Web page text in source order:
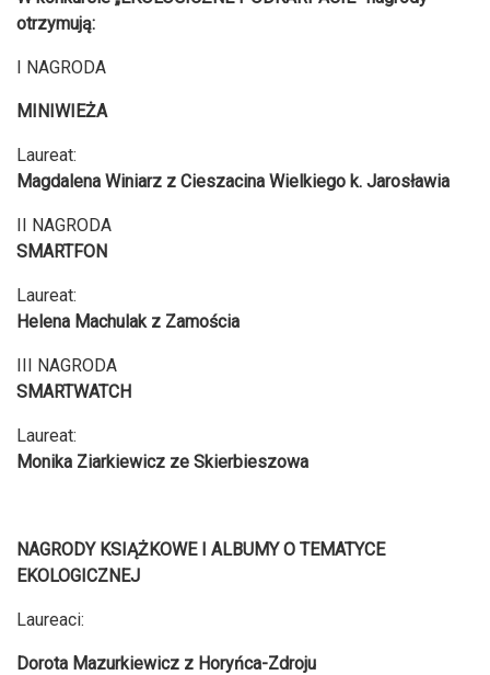
otrzymują:
I NAGRODA
MINIWIEŻA
Laureat:
Magdalena Winiarz z Cieszacina Wielkiego k. Jarosławia
II NAGRODA
SMARTFON
Laureat:
Helena Machulak z Zamościa
III NAGRODA
SMARTWATCH
Laureat:
Monika Ziarkiewicz ze Skierbieszowa
NAGRODY KSIĄŻKOWE I ALBUMY O TEMATYCE
EKOLOGICZNEJ
Laureaci:
Dorota Mazurkiewicz z Horyńca-Zdroju